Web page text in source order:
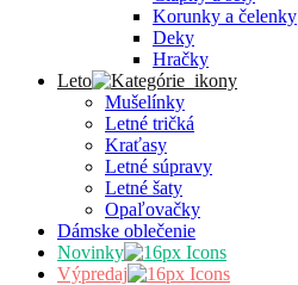
Korunky a čelenky
Deky
Hračky
Leto
Mušelínky
Letné tričká
Kraťasy
Letné súpravy
Letné šaty
Opaľovačky
Dámske oblečenie
Novinky
Výpredaj